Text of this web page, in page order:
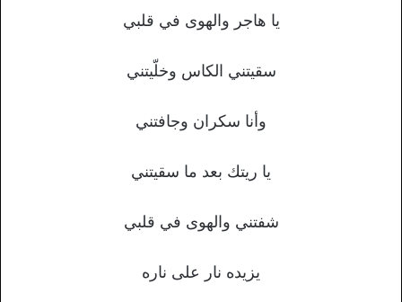
يا هاجر والهوى في قلبي
سقيتني الكاس وخلّيتني
وأنا سكران وجافتني
يا ريتك بعد ما سقيتني
شفتني والهوى في قلبي
يزيده نار على ناره